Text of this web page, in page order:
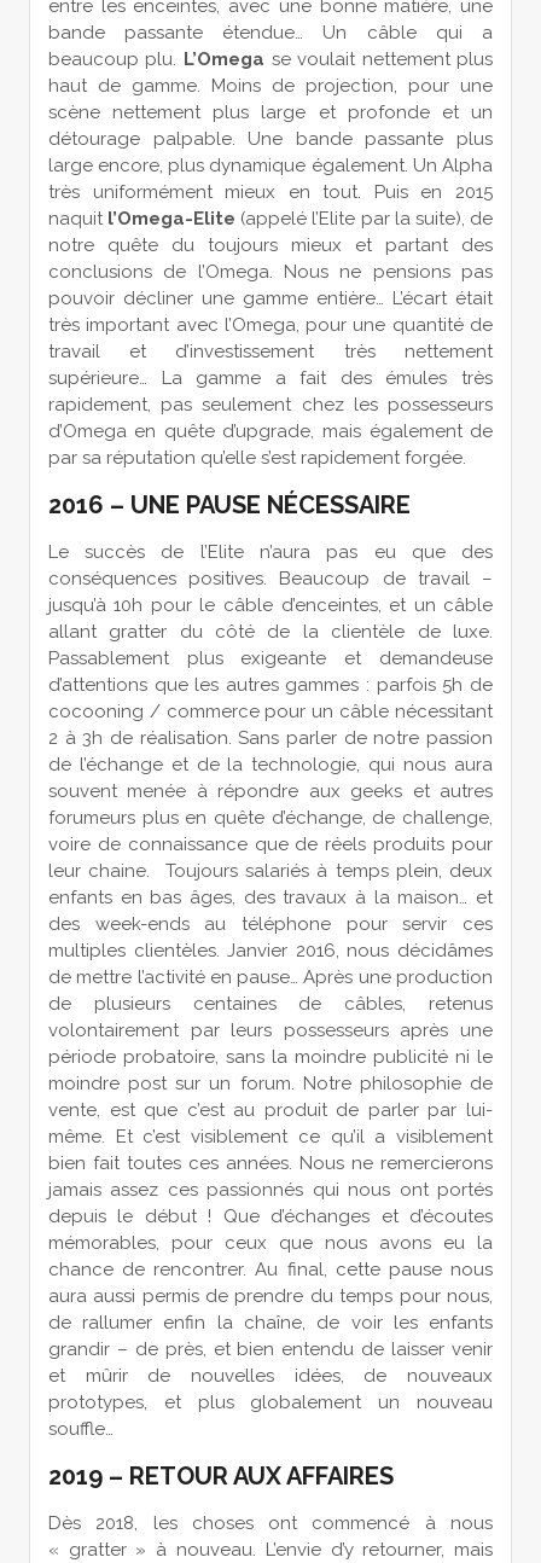
entre les enceintes, avec une bonne matière, une
bande passante étendue… Un câble qui a
beaucoup plu. L’Omega se voulait nettement plus
haut de gamme. Moins de projection, pour une
scène nettement plus large et profonde et un
détourage palpable. Une bande passante plus
large encore, plus dynamique également. Un Alpha
très uniformément mieux en tout. Puis en 2015
naquit l’Omega-Elite (appelé l’Elite par la suite), de
notre quête du toujours mieux et partant des
conclusions de l’Omega. Nous ne pensions pas
pouvoir décliner une gamme entière… L’écart était
très important avec l’Omega, pour une quantité de
travail et d’investissement très nettement
supérieure… La gamme a fait des émules très
rapidement, pas seulement chez les possesseurs
d’Omega en quête d’upgrade, mais également de
par sa réputation qu’elle s’est rapidement forgée.
2016 – UNE PAUSE NÉCESSAIRE
Le succès de l’Elite n’aura pas eu que des
conséquences positives. Beaucoup de travail –
jusqu’à 10h pour le câble d’enceintes, et un câble
allant gratter du côté de la clientèle de luxe.
Passablement plus exigeante et demandeuse
d’attentions que les autres gammes : parfois 5h de
cocooning / commerce pour un câble nécessitant
2 à 3h de réalisation. Sans parler de notre passion
de l’échange et de la technologie, qui nous aura
souvent menée à répondre aux geeks et autres
forumeurs plus en quête d’échange, de challenge,
voire de connaissance que de réels produits pour
leur chaine. Toujours salariés à temps plein, deux
enfants en bas âges, des travaux à la maison… et
des week-ends au téléphone pour servir ces
multiples clientèles. Janvier 2016, nous décidâmes
de mettre l’activité en pause… Après une production
de plusieurs centaines de câbles, retenus
volontairement par leurs possesseurs après une
période probatoire, sans la moindre publicité ni le
moindre post sur un forum. Notre philosophie de
vente, est que c’est au produit de parler par lui-
même. Et c’est visiblement ce qu’il a visiblement
bien fait toutes ces années. Nous ne remercierons
jamais assez ces passionnés qui nous ont portés
depuis le début ! Que d’échanges et d’écoutes
mémorables, pour ceux que nous avons eu la
chance de rencontrer. Au final, cette pause nous
aura aussi permis de prendre du temps pour nous,
de rallumer enfin la chaîne, de voir les enfants
grandir – de près, et bien entendu de laisser venir
et mûrir de nouvelles idées, de nouveaux
prototypes, et plus globalement un nouveau
souffle…
2019 – RETOUR AUX AFFAIRES
Dès 2018, les choses ont commencé à nous
« gratter » à nouveau. L’envie d’y retourner, mais